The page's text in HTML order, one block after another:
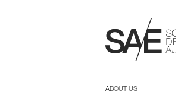
ABOUT US